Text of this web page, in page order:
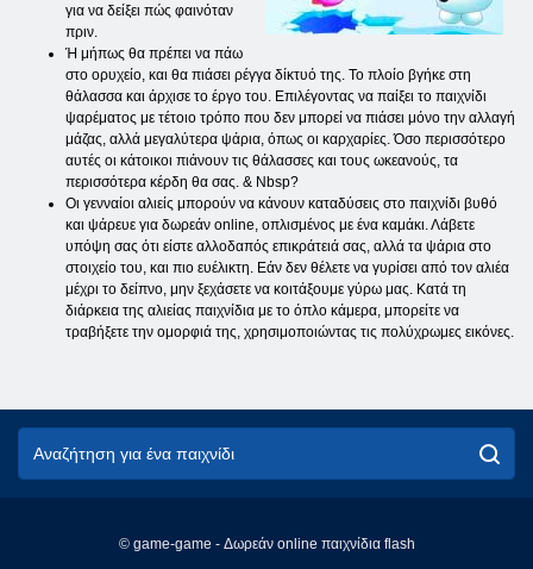
για να δείξει πώς φαινόταν
πριν.
Ή μήπως θα πρέπει να πάω
στο ορυχείο, και θα πιάσει ρέγγα δίκτυό της. Το πλοίο βγήκε στη
θάλασσα και άρχισε το έργο του. Επιλέγοντας να παίξει το παιχνίδι
ψαρέματος με τέτοιο τρόπο που δεν μπορεί να πιάσει μόνο την αλλαγή
μάζας, αλλά μεγαλύτερα ψάρια, όπως οι καρχαρίες. Όσο περισσότερο
αυτές οι κάτοικοι πιάνουν τις θάλασσες και τους ωκεανούς, τα
περισσότερα κέρδη θα σας. & Nbsp?
Οι γενναίοι αλιείς μπορούν να κάνουν καταδύσεις στο παιχνίδι βυθό
και ψάρευε για δωρεάν online, οπλισμένος με ένα καμάκι. Λάβετε
υπόψη σας ότι είστε αλλοδαπός επικράτειά σας, αλλά τα ψάρια στο
στοιχείο του, και πιο ευέλικτη. Εάν δεν θέλετε να γυρίσει από τον αλιέα
μέχρι το δείπνο, μην ξεχάσετε να κοιτάξουμε γύρω μας. Κατά τη
διάρκεια της αλιείας παιχνίδια με το όπλο κάμερα, μπορείτε να
τραβήξετε την ομορφιά της, χρησιμοποιώντας τις πολύχρωμες εικόνες.
© game-game - Δωρεάν online παιχνίδια flash